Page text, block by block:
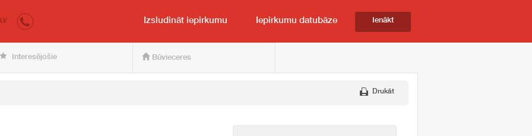
pircējam un pārdevējam
LV Izsludināt iepirkumu Iepirkumu datubāze Ienākt
Interesējošie Būvieceres
Drukāt